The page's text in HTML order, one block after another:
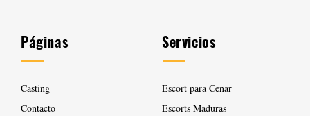
Páginas
Casting
Contacto
Servicios
Escort para Cenar
Escorts Maduras